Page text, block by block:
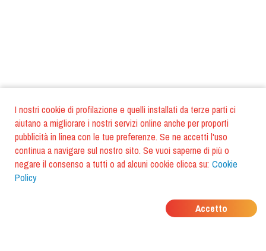
I nostri cookie di profilazione e quelli installati da terze parti ci
aiutano a migliorare i nostri servizi online anche per proporti
pubblicità in linea con le tue preferenze. Se ne accetti l'uso
continua a navigare sul nostro sito. Se vuoi saperne di più o
negare il consenso a tutti o ad alcuni cookie clicca su: Cookie
Policy
Accetto
DOVE MANGIANO I
TUOI AMICI?